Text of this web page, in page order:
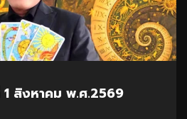
1 สิงหาคม พ.ศ.2569